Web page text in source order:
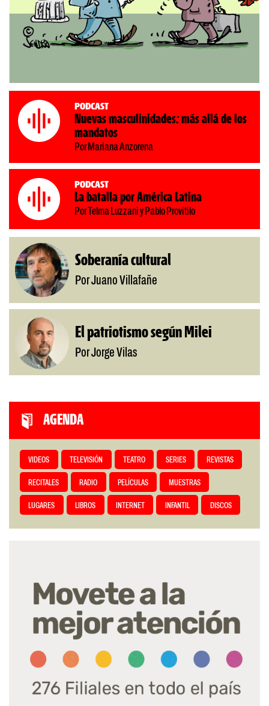
Podcast
Nuevas masculinidades: más allá de los
mandatos
Por Mariana Anzorena
Podcast
La batalla por América Latina
Por Telma Luzzani y Pablo Provitilo
Soberanía cultural
Por Juano Villafañe
El patriotismo según Milei
Por Jorge Vilas
AGENDA
VIDEOS TELEVISIÓN TEATRO SERIES REVISTAS
RECITALES RADIO PELÍCULAS MUESTRAS
LUGARES LIBROS INTERNET INFANTIL DISCOS